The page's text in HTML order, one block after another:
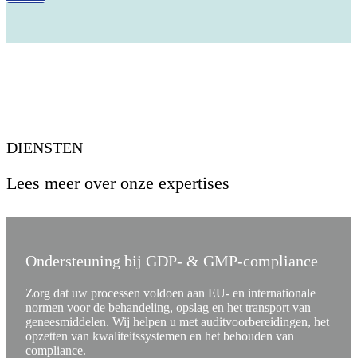
DIENSTEN
Lees meer over onze expertises
Ondersteuning bij GDP- & GMP-compliance
Zorg dat uw processen voldoen aan EU- en internationale
normen voor de behandeling, opslag en het transport van
geneesmiddelen. Wij helpen u met auditvoorbereidingen, het
opzetten van kwaliteitssystemen en het behouden van
compliance.